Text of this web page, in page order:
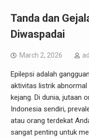
Tanda dan
Diwaspadai
March 2, 2026
Epilepsi adalah
aktivitas listrik abnormal
kejang. Di dunia, jutaan
Indonesia sendiri,
atau orang terdekat
sangat penting untuk